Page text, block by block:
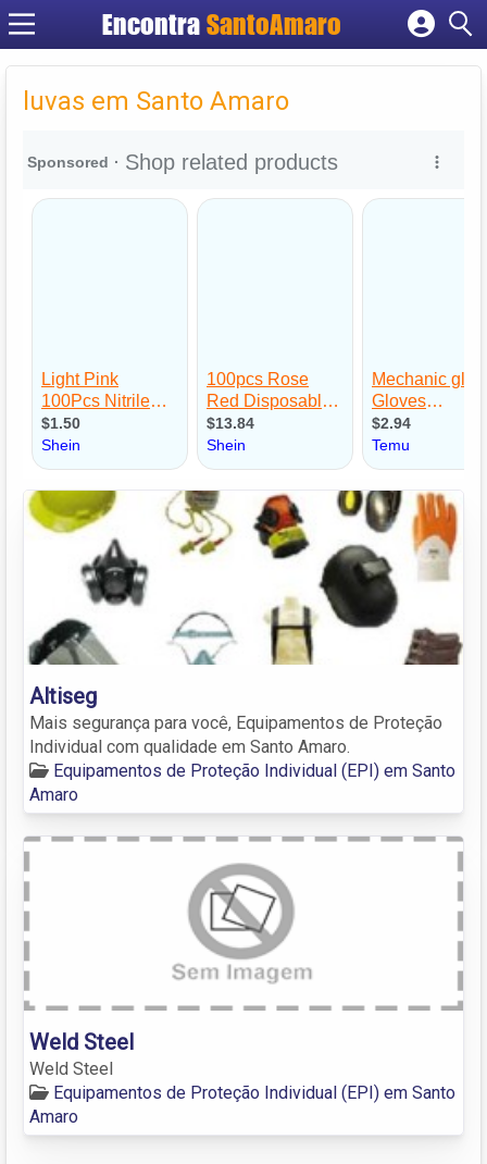
Encontra SantoAmaro
Cadastrar empresa
Criar conta
luvas em Santo Amaro
Altiseg
Mais segurança para você, Equipamentos de Proteção
Individual com qualidade em Santo Amaro.
Equipamentos de Proteção Individual (EPI) em Santo
Amaro
Weld Steel
Weld Steel
Equipamentos de Proteção Individual (EPI) em Santo
Amaro